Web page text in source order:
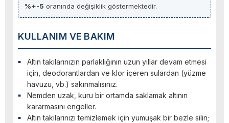
%+-5 oranında değişiklik göstermektedir.
KULLANIM VE BAKIM
Altın takılarınızın parlaklığının uzun yıllar devam etmesi
için, deodorantlardan ve klor içeren sulardan (yüzme
havuzu, vb.) sakınmalısınız.
Nemden uzak, kuru bir ortamda saklamak altının
kararmasını engeller.
Altın takılarınızı temizlemek için yumuşak bir bezle silin;